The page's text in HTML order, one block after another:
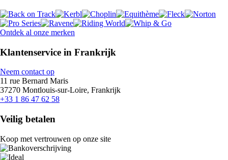
Ontdek al onze merken
Klantenservice in Frankrijk
Neem contact op
11 rue Bernard Maris
37270 Montlouis-sur-Loire, Frankrijk
+33 1 86 47 62 58
Veilig betalen
Koop met vertrouwen op onze site